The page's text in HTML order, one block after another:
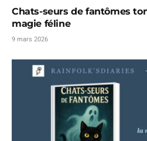
Chats-seurs de fantômes
magie féline
9 mars 2026